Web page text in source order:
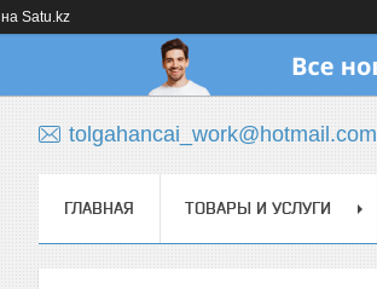
на Satu.kz
tolgahancai_work@hotmail.com
ГЛАВНАЯ ТОВАРЫ И УСЛУГИ